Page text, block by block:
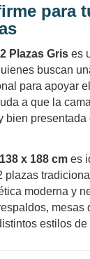
para
Plazas Gris es
buscan
para apoyar
a que la
bien presentada
138 x 188 cm es
plazas
moderna y
mesas
estilos de